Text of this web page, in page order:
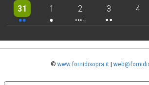
31
2 events 1
One event 2
4 events 3
2 events 4
© www.fornidisopra.it |